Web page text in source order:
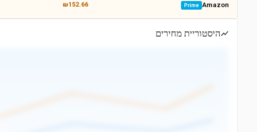
Amazon
Prime
₪152.66
היסטוריית מחירים